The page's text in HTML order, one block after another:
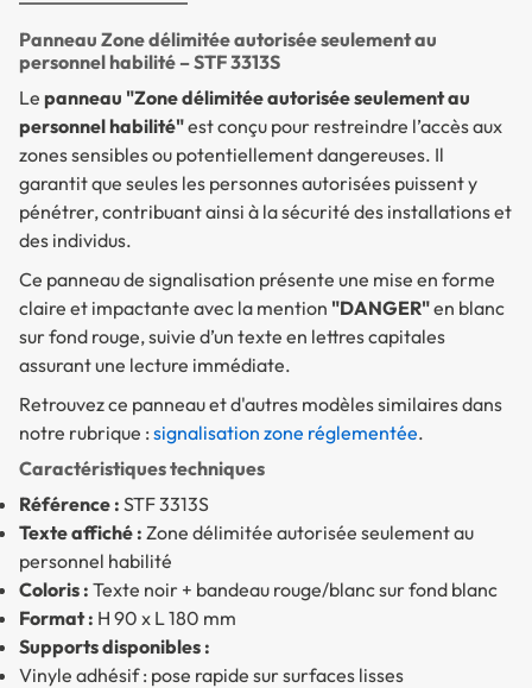
Panneau Zone délimitée autorisée seulement au
personnel habilité – STF 3313S
Le panneau "Zone délimitée autorisée seulement au
personnel habilité"est conçu pour restreindre l’accès aux
zones sensibles ou potentiellement dangereuses. Il
garantit que seules les personnes autorisées puissent y
pénétrer, contribuant ainsi à la sécurité des installations et
des individus.
Ce panneau de signalisation présente une mise en forme
claire et impactante avec la mention "DANGER"en blanc
sur fond rouge, suivie d’un texte en lettres capitales
assurant une lecture immédiate.
Retrouvez ce panneau et d'autres modèles similaires dans
notre rubrique : signalisation zone réglementée.
Caractéristiques techniques
Référence : STF 3313S
Texte affiché : Zone délimitée autorisée seulement au
personnel habilité
Coloris : Texte noir + bandeau rouge/blanc sur fond blanc
Format : H 90 x L 180 mm
Supports disponibles :
Vinyle adhésif : pose rapide sur surfaces lisses